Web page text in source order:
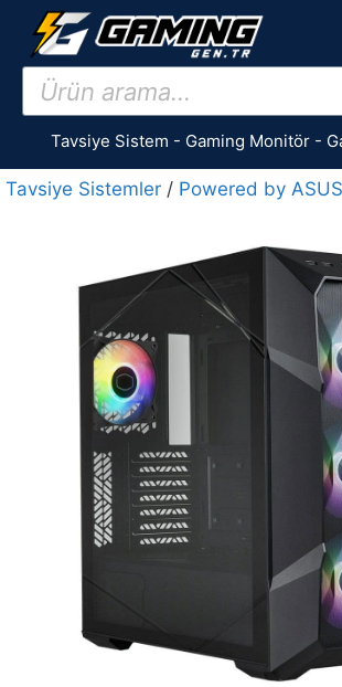
İçeriğe
Products
search
Tavsiye Sistem - Gaming Monitör -
Tavsiye Sistemler / Powered by ASUS